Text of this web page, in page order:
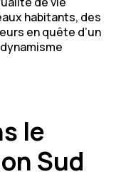
habitants, des
en quête d’un
le
Sud